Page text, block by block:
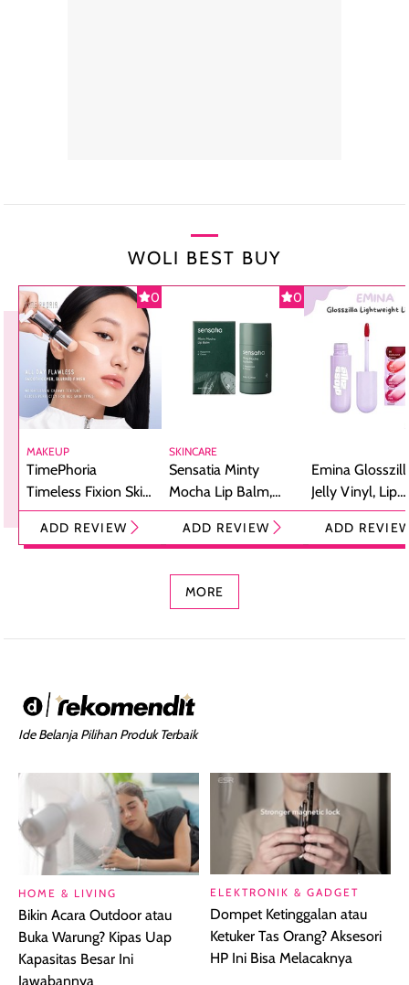
WOLI BEST BUY
0
MAKEUP
TimePhoria
Timeless Fixion Skin
Tint Stick,
Foundation dan
ADD REVIEW
0
SKINCARE
Sensatia Minty
Mocha Lip Balm,
Pelembap Bibir
dengan Aroma
ADD REVIEW
Emina
Jelly Vinyl, Lip
Cream Glossy
Ringan
ADD
MORE
Ide Belanja Pilihan Produk Terbaik
HOME & LIVING
Bikin Acara Outdoor atau
Buka Warung? Kipas Uap
Kapasitas Besar Ini
Jawabannya
ELEKTRONIK & GADGET
Dompet Ketinggalan atau
Ketuker Tas Orang? Aksesori
HP Ini Bisa Melacaknya